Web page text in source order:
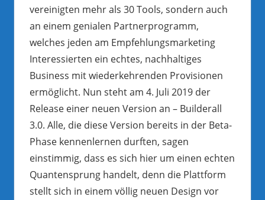
vereinigten mehr als 30 Tools, sondern auch
an einem genialen Partnerprogramm,
welches jeden am Empfehlungsmarketing
Interessierten ein echtes, nachhaltiges
Business mit wiederkehrenden Provisionen
ermöglicht. Nun steht am 4. Juli 2019 der
Release einer neuen Version an – Builderall
3.0. Alle, die diese Version bereits in der Beta-
Phase kennenlernen durften, sagen
einstimmig, dass es sich hier um einen echten
Quantensprung handelt, denn die Plattform
stellt sich in einem völlig neuen Design vor